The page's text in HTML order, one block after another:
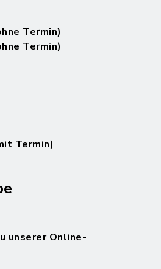
Termin)
Termin)
Termin)
unserer Online-